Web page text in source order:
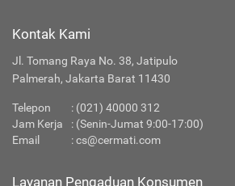
Kontak Kami
Jl. Tomang Raya No. 38, Jatipulo
Palmerah, Jakarta Barat 11430
Telepon : (021) 40000 312
Jam Kerja
: (Senin-Jumat 9:00-17:00)
Email
:cs@cermati.com
Layanan Pengaduan Konsumen